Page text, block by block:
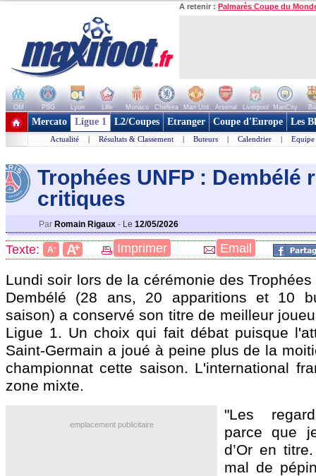
A retenir : Palmarès Coupe du
OM PSG Lyon Lille Monaco Chelsea Man Utd Arsenal Liverpool ManCity
+ de clubs
Mercato Ligue 1 L2/Coupes Etranger Coupe d'Europe Les
Actualité | Résultats & Classement | Buteurs | Calendrier | Equipe
Trophées UNFP : Dembélé
critiques
Par Romain Rigaux - Le 12/05/2026
Texte: A- A+ Imprimer Email
Lundi soir lors de la cérémonie des Trophées
Dembélé (28 ans, 20 apparitions et 10
saison) a conservé son titre de meilleur
Ligue 1. Un choix qui fait débat puisque
Saint-Germain a joué à peine plus de la
championnat cette saison. L'international
zone mixte.
emplacement publicitaire
"Les
parce que
d’Or en
mal de